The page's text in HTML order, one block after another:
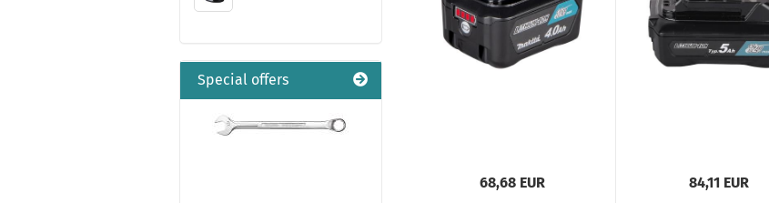
68,68 EUR 84,11 EUR
Special offers